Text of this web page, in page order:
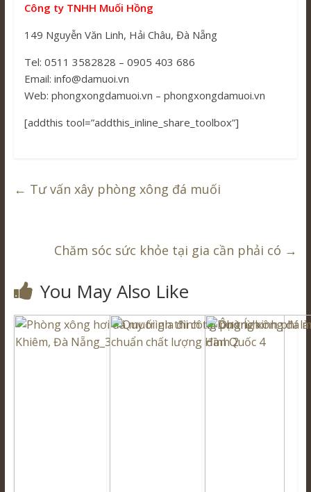
Công ty TNHH Muối Hồng
149 Nguyễn Văn Linh, Hải Châu, Đà Nẵng
Tel: 0511 3582828 – 0905 403 686
Email: info@damuoi.vn
Web: phongxongdamuoi.vn – phongxongdamuoi.vn
[addthis tool=”addthis_inline_share_toolbox”]
← Tư vấn xây phòng xông đá muối
Chăm sóc sức khỏe tại gia cần phải có →
You May Also Like